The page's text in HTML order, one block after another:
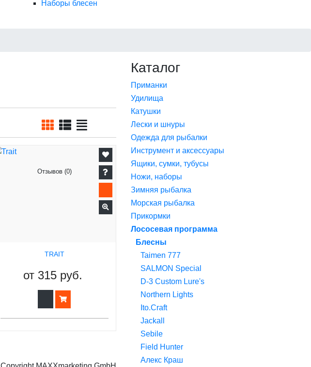
Наборы блесен
Отзывов (0)
TRAIT
от 315 руб.
Каталог
Приманки
Удилища
Катушки
Лески и шнуры
Одежда для рыбалки
Инструмент и аксессуары
Ящики, сумки, тубусы
Ножи, наборы
Зимняя рыбалка
Морская рыбалка
Прикормки
Лососевая программа
Блесны
Taimen 777
SALMON Special
D-3 Custom Lure's
Northern Lights
Ito.Craft
Jackall
Sebile
Field Hunter
Алекс Краш